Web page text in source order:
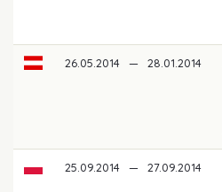
26.05.2014 — 28.01.2014
25.09.2014 — 27.09.2014